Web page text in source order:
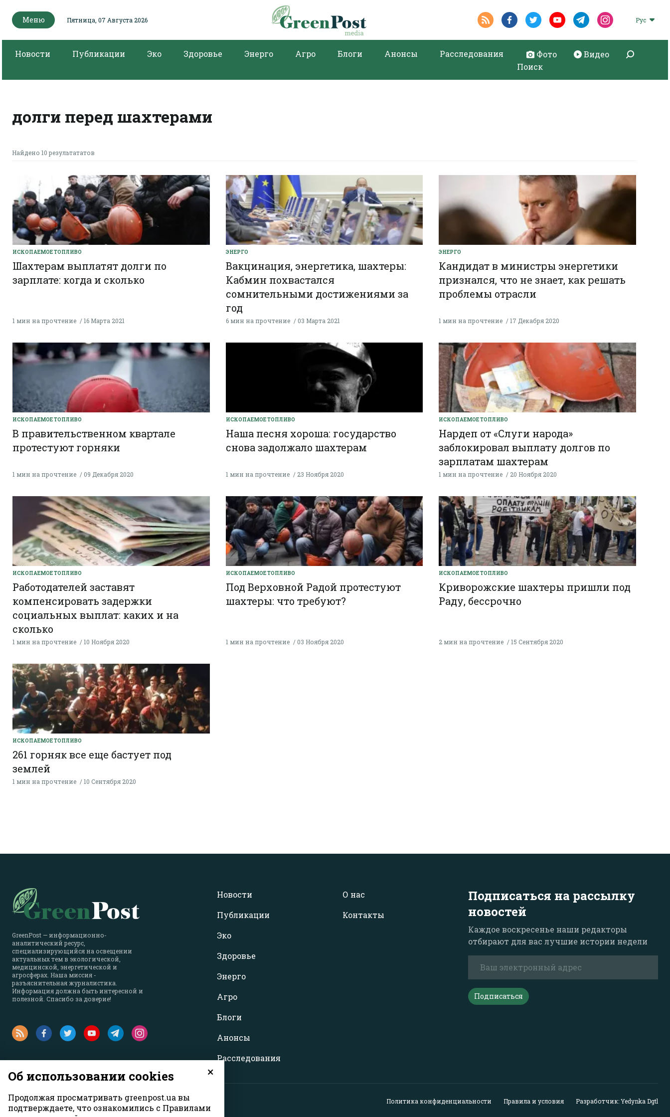
Меню Пятница, 07 Августа 2026 Рус
Новости Публикации Эко Здоровье Энерго Агро Блоги Анонсы Расследования Фото
Видео
Поиск
долги перед шахтерами
Найдено 10 результататов
ИСКОПАЕМОЕ ТОПЛИВО
Шахтерам выплатят долги по
зарплате: когда и сколько
1 мин на прочтение 16 Марта 2021
ЭНЕРГО
Вакцинация, энергетика, шахтеры:
Кабмин похвастался
сомнительными достижениями за
год
6 мин на прочтение 03 Марта 2021
ЭНЕРГО
Кандидат в министры энергетики
признался, что не знает, как решать
проблемы отрасли
1 мин на прочтение 17 Декабря 2020
ИСКОПАЕМОЕ ТОПЛИВО
В правительственном квартале
протестуют горняки
1 мин на прочтение 09 Декабря 2020
ИСКОПАЕМОЕ ТОПЛИВО
Наша песня хороша: государство
снова задолжало шахтерам
1 мин на прочтение 23 Ноября 2020
ИСКОПАЕМОЕ ТОПЛИВО
Нардеп от «Слуги народа»
заблокировал выплату долгов по
зарплатам шахтерам
1 мин на прочтение 20 Ноября 2020
ИСКОПАЕМОЕ ТОПЛИВО
Работодателей заставят
компенсировать задержки
социальных выплат: каких и на
сколько
1 мин на прочтение 10 Ноября 2020
ИСКОПАЕМОЕ ТОПЛИВО
Под Верховной Радой протестуют
шахтеры: что требуют?
1 мин на прочтение 03 Ноября 2020
ИСКОПАЕМОЕ ТОПЛИВО
Криворожские шахтеры пришли под
Раду, бессрочно
2 мин на прочтение 15 Сентября 2020
ИСКОПАЕМОЕ ТОПЛИВО
261 горняк все еще бастует под
землей
1 мин на прочтение 10 Сентября 2020
GreenPost — информационно-
аналитический ресурс,
специализирующийся на освещении
актуальных тем в экологической,
медицинской, энергетической и
агросферах. Наша миссия -
разъяснительная журналистика.
Информация должна быть интересной и
полезной. Спасибо за доверие!
Новости
Публикации
Эко
Здоровье
Энерго
Агро
Блоги
Анонсы
Расследования
О нас
Контакты
Подписаться на рассылку
новостей
Каждое воскресенье наши редакторы
отбирают для вас лучшие истории недели
Подписаться
Политика конфиденциальности Правила и условия Разработчик: Yedynka Dgtl
×
Об использовании cookies
Продолжая просматривать greenpost.ua вы
подтверждаете, что ознакомились с Правилами